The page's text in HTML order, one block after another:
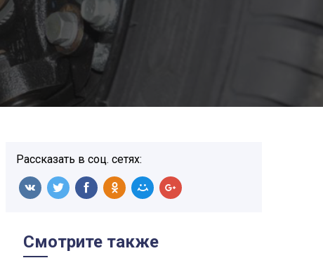
Рассказать в соц. сетях:
Смотрите также